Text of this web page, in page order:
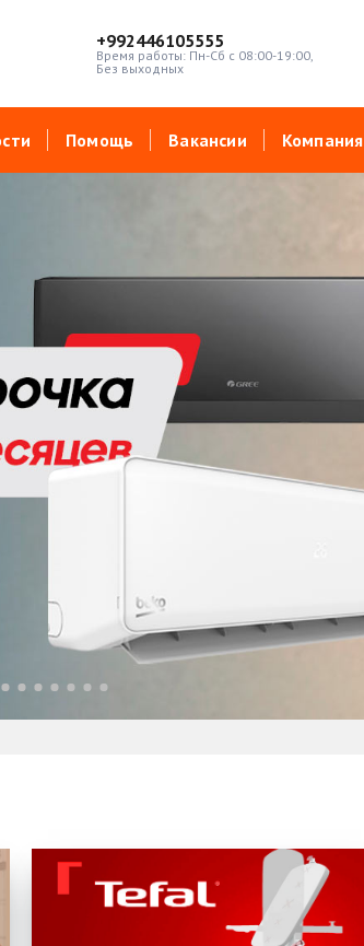
+992446105555
Время работы: Пн-Сб с 08:00-19:00,
Без выходных
Помощь Вакансии Компания